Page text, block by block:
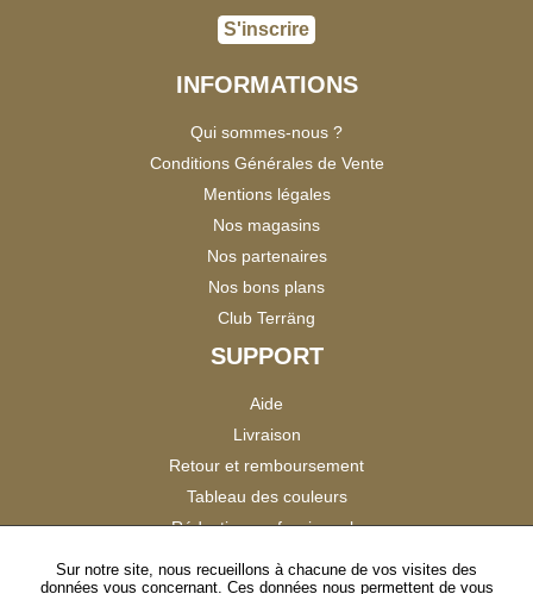
S'inscrire
INFORMATIONS
Qui sommes-nous ?
Conditions Générales de Vente
Mentions légales
Nos magasins
Nos partenaires
Nos bons plans
Club Terräng
SUPPORT
Aide
Livraison
Retour et remboursement
Tableau des couleurs
Réduction professionnels
Satisfaction Clients
Sur notre site, nous recueillons à chacune de vos visites des
données vous concernant. Ces données nous permettent de vous